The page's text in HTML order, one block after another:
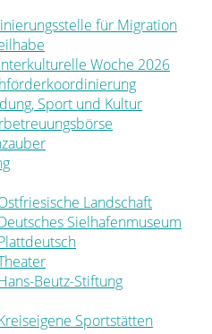
für Migration
Woche 2026
Sport und Kultur
Landschaft
Sielhafenmuseum
Beutz-Stiftung
Sportstätten